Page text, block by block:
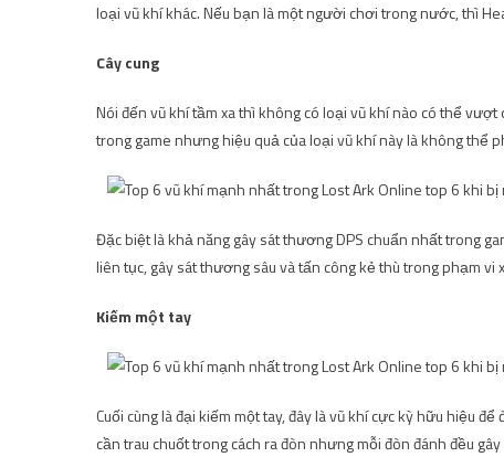
loại vũ khí khác. Nếu bạn là một người chơi trong nước, thì
Cây cung
Nói đến vũ khí tầm xa thì không có loại vũ khí nào có thể
trong game nhưng hiệu quả của loại vũ khí này là không thể
Đặc biệt là khả năng gây sát thương DPS chuẩn nhất trong
liên tục, gây sát thương sâu và tấn công kẻ thù trong phạm
Kiếm một tay
Cuối cùng là đại kiếm một tay, đây là vũ khí cực kỳ hữu hiệu
cần trau chuốt trong cách ra đòn nhưng mỗi đòn đánh đều